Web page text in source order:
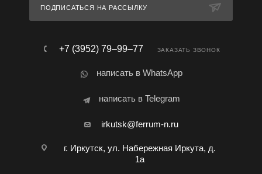
ПОДПИСАТЬСЯ НА РАССЫЛКУ
+7 (3952) 79‒99‒77 ЗАКАЗАТЬ ЗВОНОК
написать в WhatsApp
написать в Telegram
irkutsk@ferrum-n.ru
г. Иркутск, ул. Набережная Иркута, д.
1а